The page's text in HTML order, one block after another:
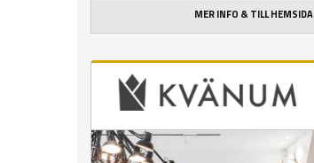
MER INFO & TILL HEMSIDA